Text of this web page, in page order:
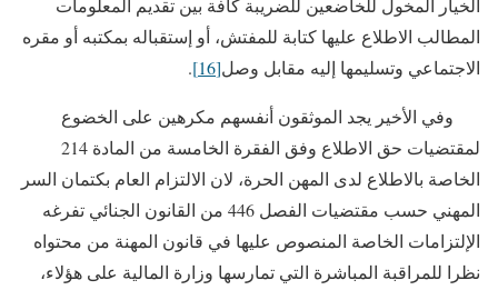
الخيار المخول للخاضعين للضريبة كافة بين تقديم المعلومات
المطالب الاطلاع عليها كتابة للمفتش، أو إستقباله بمكتبه أو مقره
الاجتماعي وتسليمها إليه مقابل وصل[16]
.
وفي الأخير يجد الموثقون أنفسهم مكرهين على الخضوع
لمقتضيات حق الاطلاع وفق الفقرة الخامسة من المادة 214
الخاصة بالاطلاع لدى المهن الحرة، لان الالتزام العام بكتمان السر
المهني حسب مقتضيات الفصل 446 من القانون الجنائي تفرغه
الإلتزامات الخاصة المنصوص عليها في قانون المهنة من محتواه
نظرا للمراقبة المباشرة التي تمارسها وزارة المالية على هؤلاء،